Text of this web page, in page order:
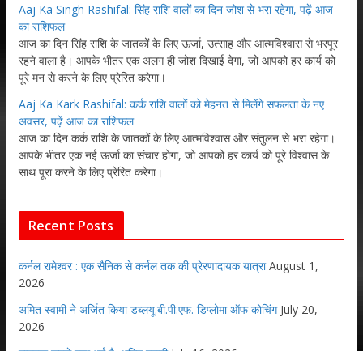
Aaj Ka Singh Rashifal: सिंह राशि वालों का दिन जोश से भरा रहेगा, पढ़ें आज
का राशिफल
आज का दिन सिंह राशि के जातकों के लिए ऊर्जा, उत्साह और आत्मविश्वास से भरपूर
रहने वाला है। आपके भीतर एक अलग ही जोश दिखाई देगा, जो आपको हर कार्य को
पूरे मन से करने के लिए प्रेरित करेगा।
Aaj Ka Kark Rashifal: कर्क राशि वालों को मेहनत से मिलेंगे सफलता के नए
अवसर, पढ़ें आज का राशिफल
आज का दिन कर्क राशि के जातकों के लिए आत्मविश्वास और संतुलन से भरा रहेगा।
आपके भीतर एक नई ऊर्जा का संचार होगा, जो आपको हर कार्य को पूरे विश्वास के
साथ पूरा करने के लिए प्रेरित करेगा।
Recent Posts
कर्नल रामेश्वर : एक सैनिक से कर्नल तक की प्रेरणादायक यात्रा August 1,
2026
अमित स्वामी ने अर्जित किया डब्लयू.बी.पी.एफ. डिप्लोमा ऑफ कोचिंग July 20,
2026